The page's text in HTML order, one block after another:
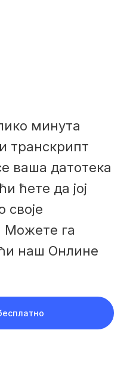
минута
транскрипт
ваша датотека
ћете да јој
своје
Можете га
наш Онлине